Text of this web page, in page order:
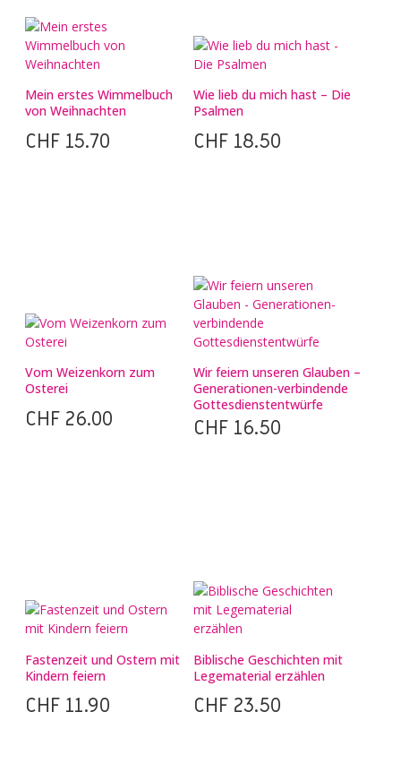
Mein erstes Wimmelbuch
von Weihnachten
CHF 15.70
Wie lieb du mich hast – Die
Psalmen
CHF 18.50
Vom Weizenkorn zum
Osterei
CHF 26.00
Wir feiern unseren Glauben –
Generationen-verbindende
Gottesdienstentwürfe
CHF 16.50
Fastenzeit und Ostern mit
Kindern feiern
CHF 11.90
Biblische Geschichten mit
Legematerial erzählen
CHF 23.50